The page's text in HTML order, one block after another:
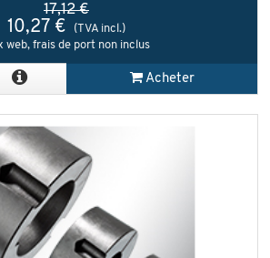
17,12 €
10,27 €
(TVA incl.)
web, frais de port non inclus
Acheter